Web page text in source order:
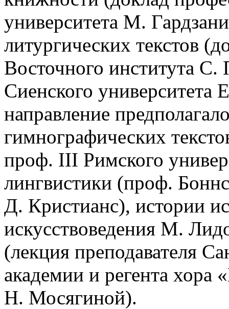
университета М.
литургических текстов
Восточного института С.
Сиенского университета
направление
гимнографических
проф. III Римского
лингвистики (проф.
Д. Кристианс), истории
искусствоведения М.
(лекция преподавателя
академии и регента хора
Н. Мосягиной).